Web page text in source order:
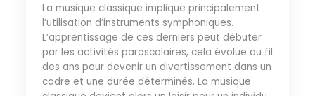
La musique classique implique principalement
l’utilisation d’instruments symphoniques.
L’apprentissage de ces derniers peut débuter
par les activités parascolaires, cela évolue au fil
des ans pour devenir un divertissement dans un
cadre et une durée déterminés. La musique